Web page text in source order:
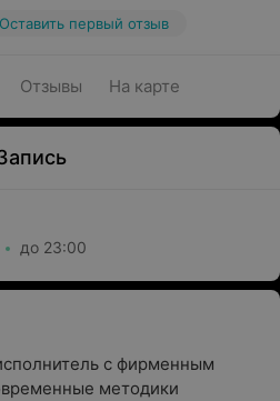
Оставить первый отзыв
Отзывы На карте
до 23:00
с фирменным
методики